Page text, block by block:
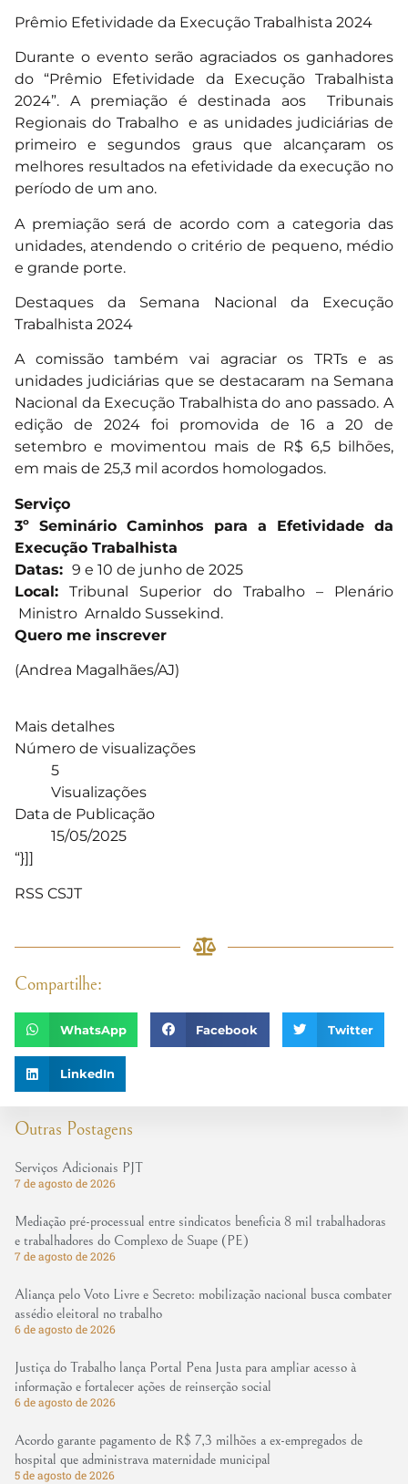
Outras Postagens
Serviços Adicionais PJT
7 de agosto de 2026
Mediação pré-processual entre sindicatos beneficia 8 mil trabalhadoras
e trabalhadores do Complexo de Suape (PE)
7 de agosto de 2026
Aliança pelo Voto Livre e Secreto: mobilização nacional busca combater
assédio eleitoral no trabalho
6 de agosto de 2026
Justiça do Trabalho lança Portal Pena Justa para ampliar acesso à
informação e fortalecer ações de reinserção social
6 de agosto de 2026
Acordo garante pagamento de R$ 7,3 milhões a ex-empregados de
hospital que administrava maternidade municipal
5 de agosto de 2026
Prêmio Efetividade da Execução Trabalhista 2024
Durante o evento serão agraciados os ganhadores
do “Prêmio Efetividade da Execução Trabalhista
2024”. A premiação é destinada aos Tribunais
Regionais do Trabalho e as unidades judiciárias de
primeiro e segundos graus que alcançaram os
melhores resultados na efetividade da execução no
período de um ano.
A premiação será de acordo com a categoria das
unidades, atendendo o critério de pequeno, médio
e grande porte.
Destaques da Semana Nacional da Execução
Trabalhista 2024
A comissão também vai agraciar os TRTs e as
unidades judiciárias que se destacaram na Semana
Nacional da Execução Trabalhista do ano passado. A
edição de 2024 foi promovida de 16 a 20 de
setembro e movimentou mais de R$ 6,5 bilhões,
em mais de 25,3 mil acordos homologados.
Serviço
3º Seminário Caminhos para a Efetividade da
Execução Trabalhista
Datas: 9 e 10 de junho de 2025
Local: Tribunal Superior do Trabalho – Plenário
Ministro Arnaldo Sussekind.
Quero me inscrever
(Andrea Magalhães/AJ)
Mais detalhes
Número de visualizações
5
Visualizações
Data de Publicação
15/05/2025
“}]]
RSS CSJT
Compartilhe:
WhatsApp Facebook Twitter
LinkedIn